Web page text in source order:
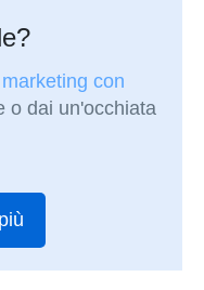
con
o dai un'occhiata